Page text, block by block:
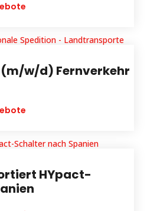
w/d) Fernverkehr
HYpact-